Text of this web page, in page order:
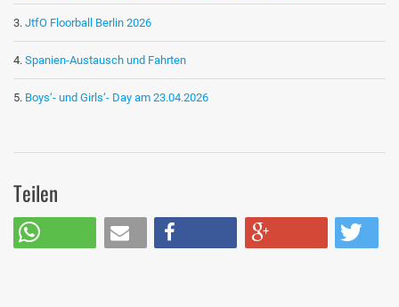
JtfO Floorball Berlin 2026
Spanien-Austausch und Fahrten
Boys‘- und Girls‘- Day am 23.04.2026
Teilen